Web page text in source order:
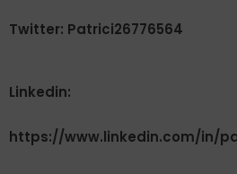
Twitter: Patrici26776564
Linkedin:
https://www.linkedin.com/in/